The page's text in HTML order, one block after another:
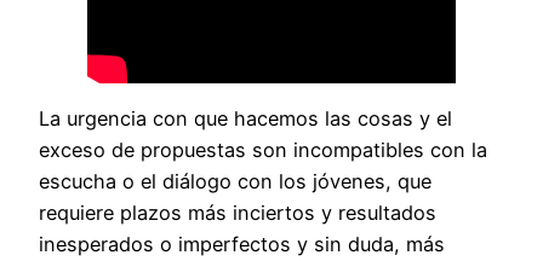
La urgencia con que hacemos las cosas y el
exceso de propuestas son incompatibles con la
escucha o el diálogo con los jóvenes, que
requiere plazos más inciertos y resultados
inesperados o imperfectos y sin duda, más